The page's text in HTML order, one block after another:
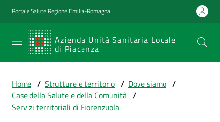
Vai al contenuto
Vai alla navigazione
Vai al footer
Portale Salute Regione Emilia-Romagna
Azienda Unità Sanitaria Locale
di Piacenza
SERVIZIO
SANITARIO
Emilia-
Romagna
Home / Strutture e territorio / Dove siamo /
Case della Salute e della Comunità /
Servizi territoriali di Fiorenzuola